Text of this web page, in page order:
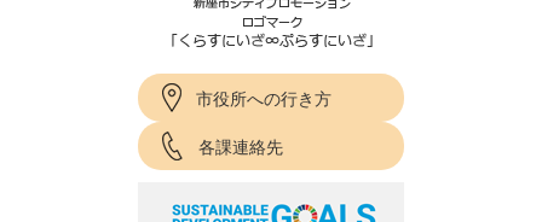
市役所への行き方
各課連絡先